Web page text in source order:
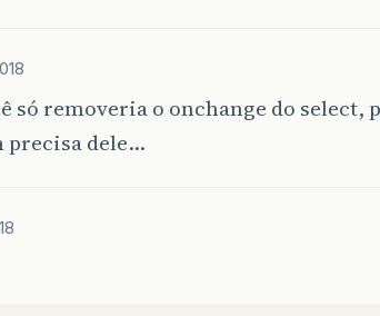
só removeria o onchange do select,
precisa dele…